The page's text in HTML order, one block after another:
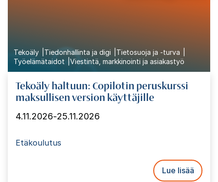
Tekoäly Tiedonhallinta ja digi
Tietosuoja ja -turva
Työelämätaidot
Viestintä, markkinointi ja asiakastyö
Tekoäly haltuun: Copilotin peruskurssi
maksullisen version käyttäjille
4.11.2026-25.11.2026
Etäkoulutus
Lue lisää